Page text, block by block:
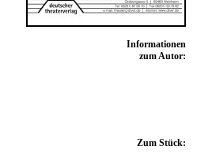
Informationen
zum Autor:
Zum Stück: